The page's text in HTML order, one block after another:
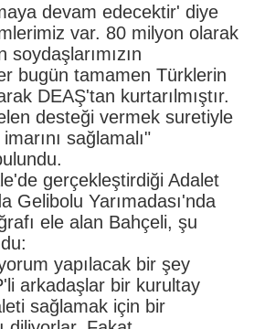
devam edecektir' diye
var. 80 milyon olarak
bugün tamamen Türklerin
DEAŞ'tan kurtarılmıştır.
desteği vermek suretiyle
sağlamalı"
gerçekleştirdiği Adalet
Gelibolu Yarımadası'nda
ele alan Bahçeli, şu
yapılacak bir şey
arkadaşlar bir kurultay
sağlamak için bir